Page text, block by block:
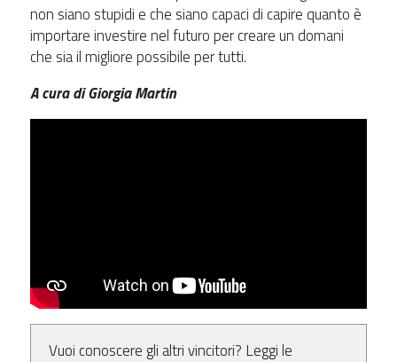
non siano stupidi e che siano capaci di capire quanto è
importare investire nel futuro per creare un domani
che sia il migliore possibile per tutti.
A cura di Giorgia Martin
Vuoi conoscere gli altri vincitori? Leggi le